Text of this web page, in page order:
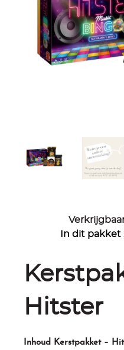
Hitster
Inhoud Kerstpakket –
In dit pakket